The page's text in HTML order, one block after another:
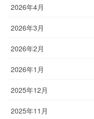
2026年4月
2026年3月
2026年2月
2026年1月
2025年12月
2025年11月